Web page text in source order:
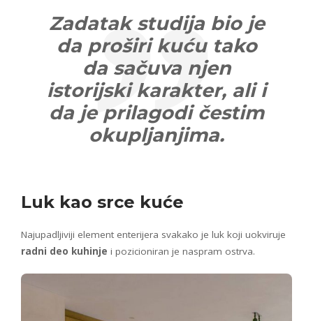
Zadatak studija bio je
da proširi kuću tako
da sačuva njen
istorijski karakter, ali i
da je prilagodi čestim
okupljanjima.
Luk kao srce kuće
Najupadljiviji element enterijera svakako je luk koji uokviruje
radni deo kuhinje i pozicioniran je naspram ostrva.